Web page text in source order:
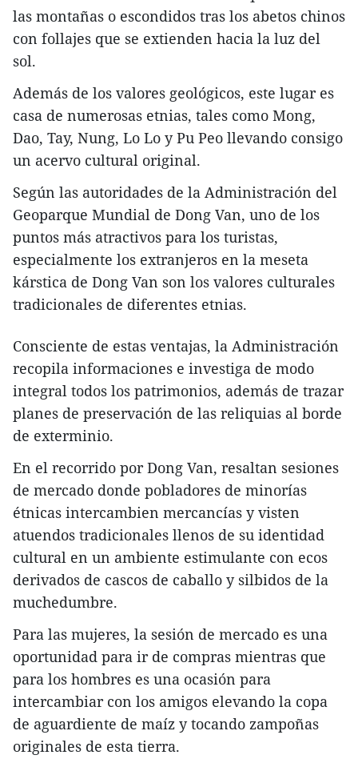
las montañas o escondidos tras los abetos chinos
con follajes que se extienden hacia la luz del
sol.
Además de los valores geológicos, este lugar es
casa de numerosas etnias, tales como Mong,
Dao, Tay, Nung, Lo Lo y Pu Peo llevando consigo
un acervo cultural original.
Según las autoridades de la Administración del
Geoparque Mundial de Dong Van, uno de los
puntos más atractivos para los turistas,
especialmente los extranjeros en la meseta
kárstica de Dong Van son los valores culturales
tradicionales de diferentes etnias.
Consciente de estas ventajas, la Administración
recopila informaciones e investiga de modo
integral todos los patrimonios, además de trazar
planes de preservación de las reliquias al borde
de exterminio.
En el recorrido por Dong Van, resaltan sesiones
de mercado donde pobladores de minorías
étnicas intercambien mercancías y visten
atuendos tradicionales llenos de su identidad
cultural en un ambiente estimulante con ecos
derivados de cascos de caballo y silbidos de la
muchedumbre.
Para las mujeres, la sesión de mercado es una
oportunidad para ir de compras mientras que
para los hombres es una ocasión para
intercambiar con los amigos elevando la copa
de aguardiente de maíz y tocando zampoñas
originales de esta tierra.